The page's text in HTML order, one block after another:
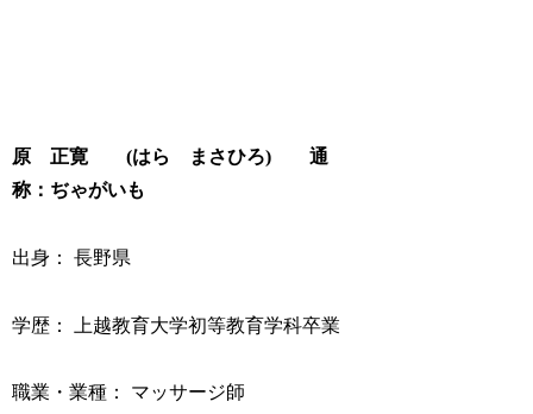
原 正寛(はら まさひろ) 通
称：ぢゃがいも
出身： 長野県
学歴： 上越教育大学初等教育学科卒業
職業・業種： マッサージ師